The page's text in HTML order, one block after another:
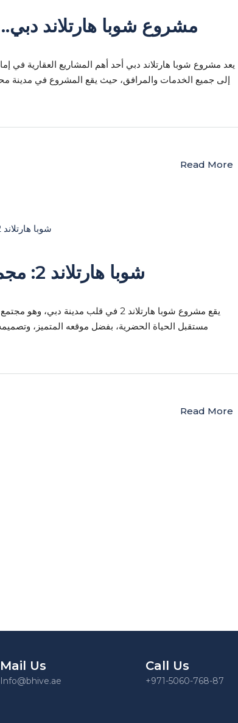
مشروع شوبا هارتلاند
يعد مشروع شوبا هارتلاند دبي أحد أهم المشاريع العقارية في
Read More
شوبا هارتلاند 2: مجمع سكني فاخر في قلب دبي
يقع مشروع شوبا هارتلاند 2 في قلب
مستقبل الحياة الحضرية، بفضل موقعه المتميز،
Read More
Mail Us
Info@bhive.ae
Call Us
+971-5060-768-87